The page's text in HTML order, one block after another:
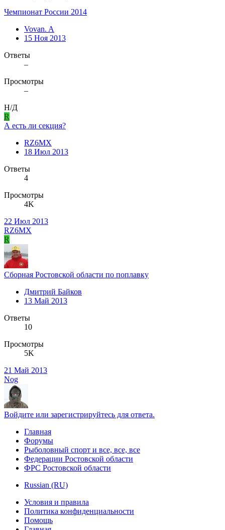
Чемпионат России 2014
Vovan. A
15 Ноя 2013
Ответы
–
Просмотры
–
Н/Д
R
А есть ли секция?
RZ6MX
18 Июл 2013
Ответы
4
Просмотры
4K
22 Июл 2013
RZ6MX
R
Сборная Ростовской области по поплавку
Дмитрий Байков
13 Май 2013
Ответы
10
Просмотры
5K
21 Май 2013
Nog
Войдите или зарегистрируйтесь для ответа.
Главная
Форумы
Рыболовный спорт и все, все, все
Федерации Ростовской области
ФРС Ростовской области
Russian (RU)
Условия и правила
Политика конфиденциальности
Помощь